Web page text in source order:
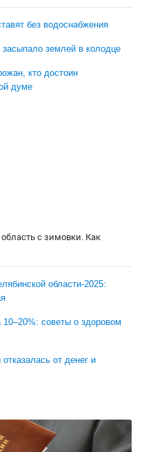
без водоснабжения
засыпало землей в колодце
кто достоин
думе
с зимовки. Как
области-2025:
10–20%: советы о здоровом
от денег и